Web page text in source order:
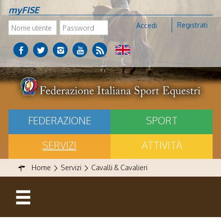
myFISE
Accedi Registrati
FEDERAZIONE
SPORT
SERVIZI
ATTIVITÀ
Home Servizi Cavalli & Cavalieri